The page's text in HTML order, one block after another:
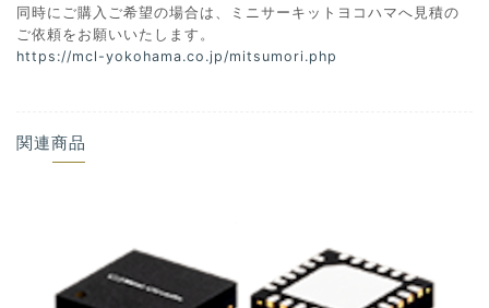
同時にご購入ご希望の場合は、ミニサーキットヨコハマへ見積の
ご依頼をお願いいたします。
https://mcl-yokohama.co.jp/mitsumori.php
関連商品